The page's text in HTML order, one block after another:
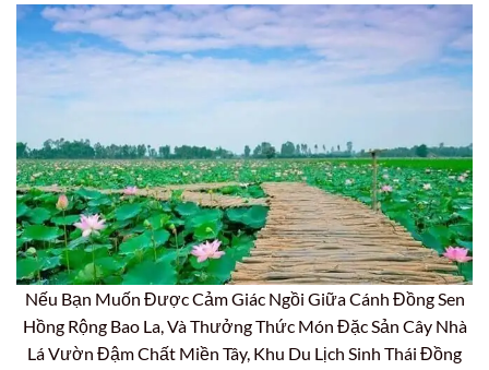
Nếu Bạn Muốn Được Cảm Giác Ngồi Giữa Cánh Đồng Sen
Hồng Rộng Bao La, Và Thưởng Thức Món Đặc Sản Cây Nhà
Lá Vườn Đậm Chất Miền Tây, Khu Du Lịch Sinh Thái Đồng